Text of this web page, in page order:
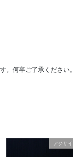
。何卒ご了承ください。
アジサイ